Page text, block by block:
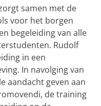
samen met de
voor het borgen
begeleiding van alle
Rudolf
in een
In navolging van
aandacht geven aan
de training